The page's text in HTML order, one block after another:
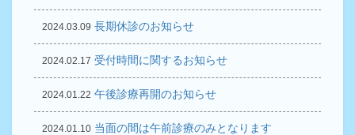
2024.03.09 長期休診のお知らせ
2024.02.17 受付時間に関するお知らせ
2024.01.22 午後診療再開のお知らせ
2024.01.10 当面の間は午前診療のみとなります